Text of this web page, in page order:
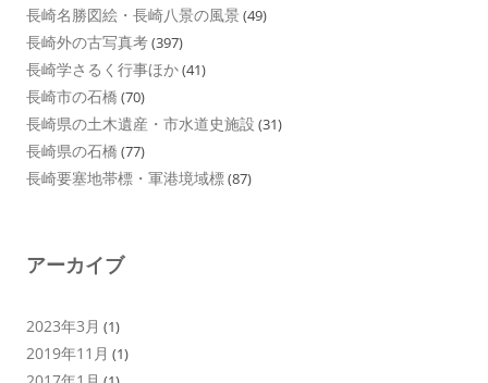
長崎名勝図絵・長崎八景の風景 (49)
長崎外の古写真考(397)
長崎学さるく行事ほか(41)
長崎市の石橋 (70)
長崎県の土木遺産・市水道史施設 (31)
長崎県の石橋 (77)
長崎要塞地帯標・軍港境域標(87)
アーカイブ
2023年3月 (1)
2019年11月 (1)